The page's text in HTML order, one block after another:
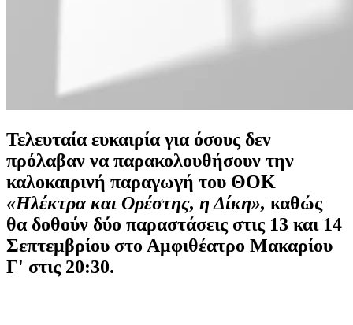
Τελευταία ευκαιρία για όσους δεν
πρόλαβαν να παρακολουθήσουν την
καλοκαιρινή παραγωγή του ΘΟΚ
«Ηλέκτρα και Ορέστης, η Δίκη», καθώς
θα δοθούν δύο παραστάσεις στις 13 και 14
Σεπτεμβρίου στο Αμφιθέατρο Μακαρίου
Γ' στις 20:30.